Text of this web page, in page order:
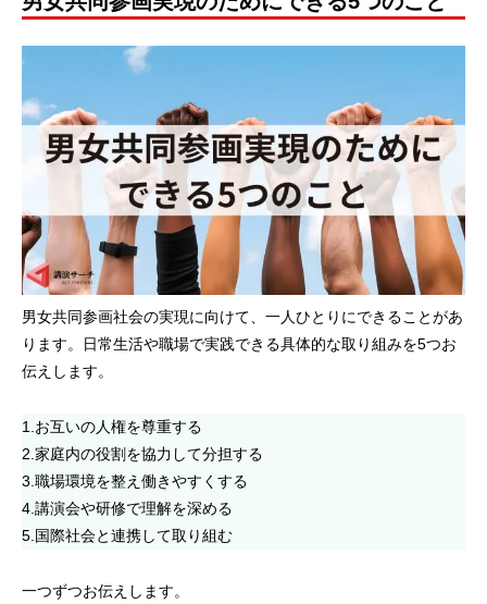
男女共同参画社会の実現に向けて、一人ひとりにできることがあ
ります。日常生活や職場で実践できる具体的な取り組みを5つお
伝えします。
1.お互いの人権を尊重する
2.家庭内の役割を協力して分担する
3.職場環境を整え働きやすくする
4.講演会や研修で理解を深める
5.国際社会と連携して取り組む
一つずつお伝えします。